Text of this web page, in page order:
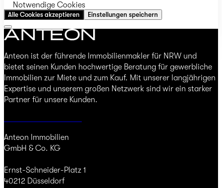
Notwendige Cookies
Alle Cookies akzeptieren Einstellungen speichern
Anteon ist der führende Immobilienmakler für NRW und
bietet seinen Kunden hochwertige Beratung für gewerbliche
Immobilien zur Miete und zum Kauf. Mit unserer langjährigen
Expertise und unserem großen Netzwerk sind wir ein starker
Partner für unsere Kunden.
Anteon Immobilien
GmbH & Co. KG
Ernst-Schneider-Platz 1
40212 Düsseldorf